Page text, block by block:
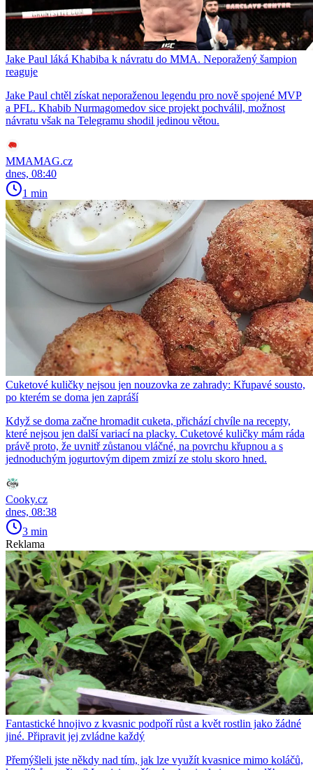
Jake Paul láká Khabiba k návratu do MMA. Neporažený šampion
reaguje
Jake Paul chtěl získat neporaženou legendu pro nově spojené MVP
a PFL. Khabib Nurmagomedov sice projekt pochválil, možnost
návratu však na Telegramu shodil jedinou větou.
MMAMAG.cz
dnes, 08:40
1 min
Cuketové kuličky nejsou jen nouzovka ze zahrady: Křupavé sousto,
po kterém se doma jen zapráší
Když se doma začne hromadit cuketa, přichází chvíle na recepty,
které nejsou jen další variací na placky. Cuketové kuličky mám ráda
právě proto, že uvnitř zůstanou vláčné, na povrchu křupnou a s
jednoduchým jogurtovým dipem zmizí ze stolu skoro hned.
Cooky.cz
dnes, 08:38
3 min
Reklama
Fantastické hnojivo z kvasnic podpoří růst a květ rostlin jako žádné
jiné. Připravit jej zvládne každý
Přemýšleli jste někdy nad tím, jak lze využít kvasnice mimo koláčů,